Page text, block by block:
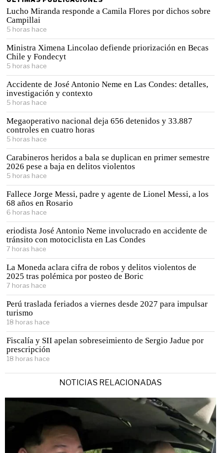
Lucho Miranda responde a Camila Flores por dichos sobre
Campillai
5 horas hace
Ministra Ximena Lincolao defiende priorización en Becas
Chile y Fondecyt
5 horas hace
Accidente de José Antonio Neme en Las Condes: detalles,
investigación y contexto
5 horas hace
Megaoperativo nacional deja 656 detenidos y 33.887
controles en cuatro horas
5 horas hace
Carabineros heridos a bala se duplican en primer semestre
2026 pese a baja en delitos violentos
5 horas hace
Fallece Jorge Messi, padre y agente de Lionel Messi, a los
68 años en Rosario
6 horas hace
eriodista José Antonio Neme involucrado en accidente de
tránsito con motociclista en Las Condes
7 horas hace
La Moneda aclara cifra de robos y delitos violentos de
2025 tras polémica por posteo de Boric
7 horas hace
Perú traslada feriados a viernes desde 2027 para impulsar
turismo
18 horas hace
Fiscalía y SII apelan sobreseimiento de Sergio Jadue por
prescripción
18 horas hace
NOTICIAS RELACIONADAS